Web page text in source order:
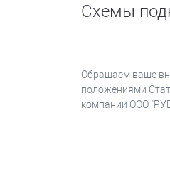
с 5-м
с
Извещатель
Схемы
Обращаем ваше
положениями
компании ООО